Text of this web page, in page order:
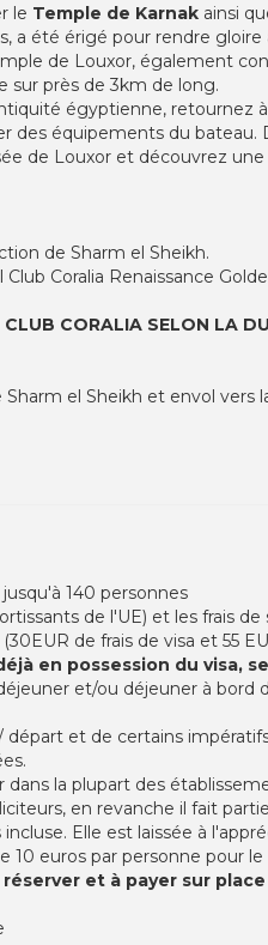
le Temple de Karnak ainsi
été érigé pour rendre gloire
de Louxor, également
sur près de 3km de long.
égyptienne, retournez
des équipements du bateau.
de Louxor et découvrez
de Sharm el Sheikh.
Coralia Renaissance
CORALIA SELON LA
el Sheikh et envol vers
140 personnes
de l'UE) et les frais
de frais de visa et 55
en possession du visa,
et/ou déjeuner à bord
et de certains
la plupart des
en revanche il fait
Elle est laissée à
euros par personne pour
et à payer sur